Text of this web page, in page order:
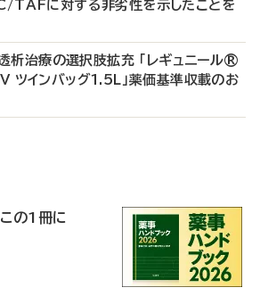
TAFに対する非劣性を示したことを
治療の選択肢拡充 「レギュニール®
インバッグ1.5L」薬価基準収載のお
の1冊に